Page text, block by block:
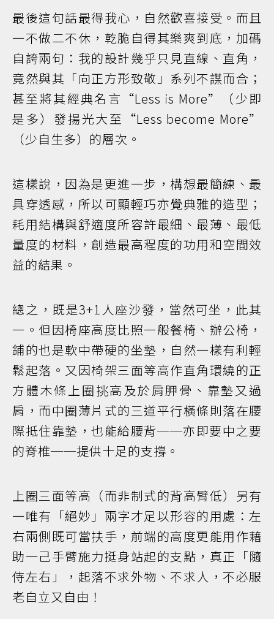
最後這句話最得我心，自然歡喜接受。而且
一不做二不休，乾脆自得其樂爽到底，加碼
自誇兩句：我的設計幾乎只見直線、直角，
竟然與其「向正方形致敬」系列不謀而合；
甚至將其經典名言“Less is More”（少即
是多）發揚光大至“Less become More”
（少自生多）的層次。
這樣說，因為是更進一步，構想最簡練、最
具穿透感，所以可顯輕巧亦覺典雅的造型；
耗用結構與舒適度所容許最細、最薄、最低
量度的材料，創造最高程度的功用和空間效
益的結果。
總之，既是3+1人座沙發，當然可坐，此其
一。但因椅座高度比照一般餐椅、辦公椅，
鋪的也是軟中帶硬的坐墊，自然一樣有利輕
鬆起落。又因椅架三面等高作直角環繞的正
方體木條上圈挑高及於肩胛骨、靠墊又過
肩，而中圈薄片式的三道平行橫條則落在腰
際抵住靠墊，也能給腰背──亦即要中之要
的脊椎──提供十足的支撐。
上圈三面等高（而非制式的背高臂低）另有
一唯有「絕妙」兩字才足以形容的用處：左
右兩側既可當扶手，前端的高度更能用作藉
助一己手臂施力挺身站起的支點，真正「隨
侍左右」，起落不求外物、不求人，不必服
老自立又自由！